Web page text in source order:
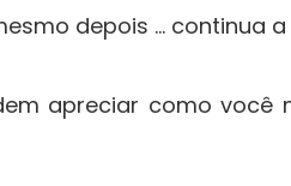
depois … continua
apreciar como